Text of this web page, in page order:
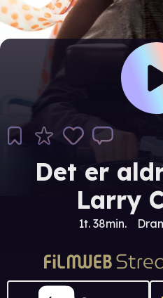
Det er
Larry
1t. 38min.